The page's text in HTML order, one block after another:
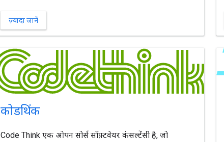
ज़्यादा जानें
कोडथिंक
Code Think एक ओपन सोर्स सॉफ़्टवेयर कंसल्टेंसी है, जो